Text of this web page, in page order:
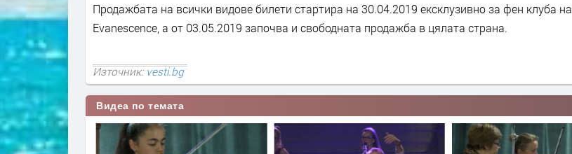
Продажбата на всички видове билети стартира на 30.04.2019 ексклузивно за фен клуба на
Evanescence, а от 03.05.2019 започва и свободната продажба в цялата страна.
Източник:vesti.bg
Видеа по темата